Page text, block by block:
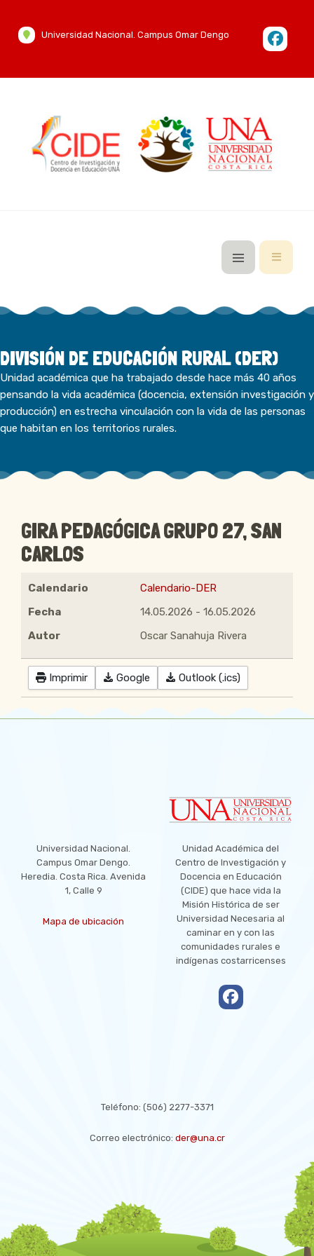
Universidad Nacional. Campus Omar Dengo
DIVISIÓN DE EDUCACIÓN RURAL (DER)
Unidad académica que ha trabajado desde hace más 40 años
pensando la vida académica (docencia, extensión investigación y
producción) en estrecha vinculación con la vida de las personas
que habitan en los territorios rurales.
GIRA PEDAGÓGICA GRUPO 27, SAN
CARLOS
Calendario
Calendario-DER
Fecha
14.05.2026 - 16.05.2026
Autor
Oscar Sanahuja Rivera
Imprimir Google Outlook (.ics)
Universidad Nacional.
Campus Omar Dengo.
Heredia. Costa Rica. Avenida
1, Calle 9
Mapa de ubicación
Unidad Académica del
Centro de Investigación y
Docencia en Educación
(CIDE) que hace vida la
Misión Histórica de ser
Universidad Necesaria al
caminar en y con las
comunidades rurales e
indígenas costarricenses
empty
Teléfono: (506) 2277-3371
Correo electrónico: der@una.cr